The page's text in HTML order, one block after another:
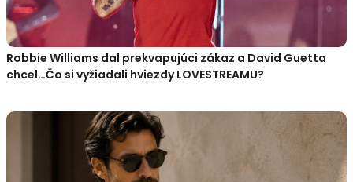
Robbie Williams dal prekvapujúci zákaz a David Guetta
chcel…Čo si vyžiadali hviezdy LOVESTREAMU?